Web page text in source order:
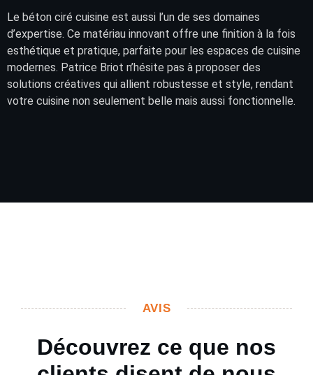
Le béton ciré cuisine est aussi l’un de ses domaines
d’expertise. Ce matériau innovant offre une finition à la fois
esthétique et pratique, parfaite pour les espaces de cuisine
modernes. Patrice Briot n’hésite pas à proposer des
solutions créatives qui allient robustesse et style, rendant
votre cuisine non seulement belle mais aussi fonctionnelle.
AVIS
Découvrez ce que nos